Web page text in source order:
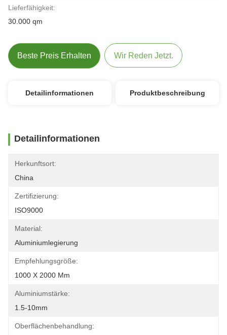
Lieferfähigkeit:
30.000 qm
Beste Preis Erhalten Wir Reden Jetzt.
Detailinformationen Produktbeschreibung
Detailinformationen
Herkunftsort:
China
Zertifizierung:
ISO9000
Material:
Aluminiumlegierung
Empfehlungsgröße:
1000 X 2000 Mm
Aluminiumstärke:
1.5-10mm
Oberflächenbehandlung: